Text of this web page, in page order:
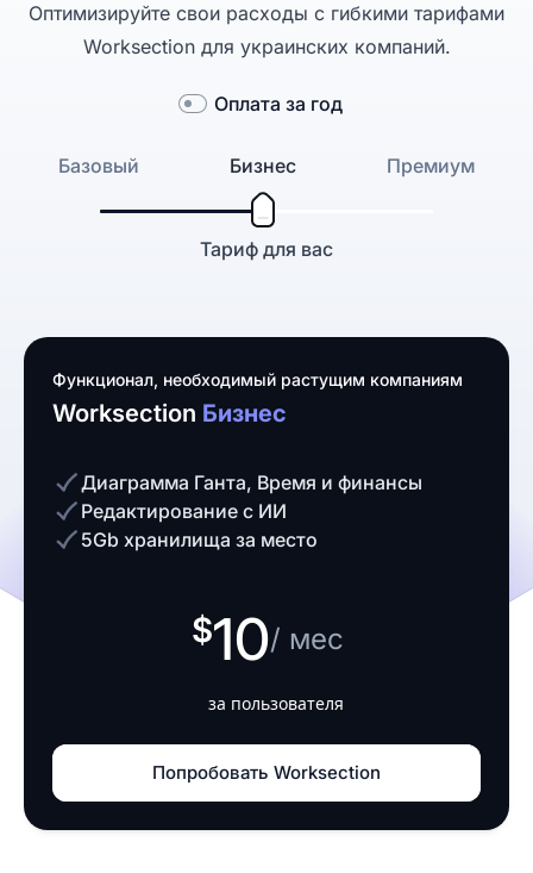
Оптимизируйте свои расходы с гибкими тарифами
Worksection для украинских компаний.
Базовый Бизнес Премиум
Тариф для вас
Оплата за год
Worksection Бизнес
Функционал, необходимый растущим компаниям
Диаграмма Ганта, Время и финансы
Редактирование с ИИ
5Gb хранилища за место
10/ мес
за пользователя
Попробовать Worksection